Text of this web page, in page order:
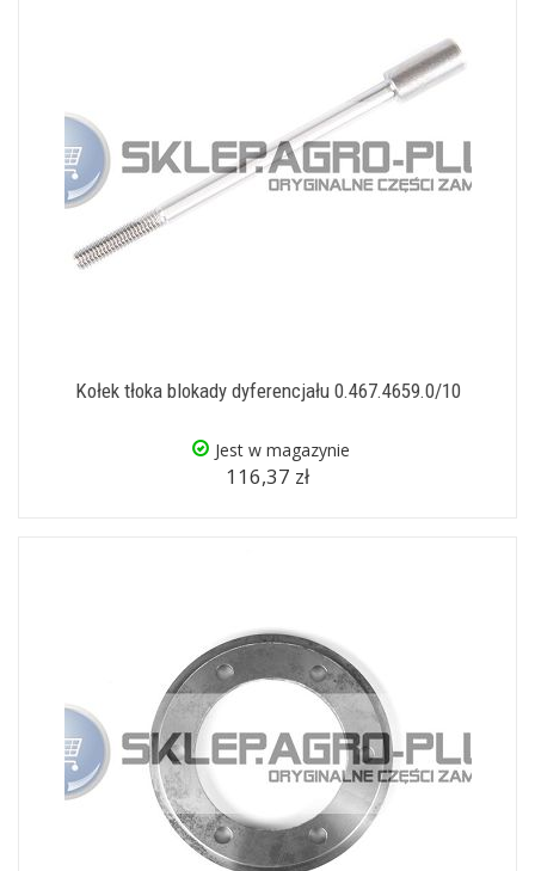
Kołek tłoka blokady dyferencjału 0.467.4659.0/10
Jest w magazynie
116,37 zł